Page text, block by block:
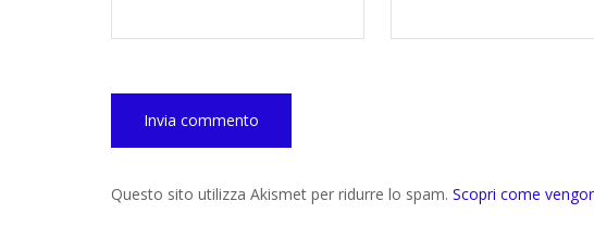
Questo sito utilizza Akismet per ridurre lo spam. Scopri come